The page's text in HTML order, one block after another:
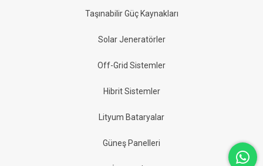
Taşınabilir Güç Kaynakları
Solar Jeneratörler
Off-Grid Sistemler
Hibrit Sistemler
Lityum Bataryalar
Güneş Panelleri